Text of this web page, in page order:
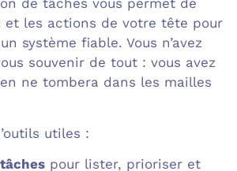
de tâches vous permet de
et les actions de votre tête pour
système fiable. Vous n’avez
souvenir de tout : vous avez
ne tombera dans les mailles
utiles :
pour lister, prioriser et